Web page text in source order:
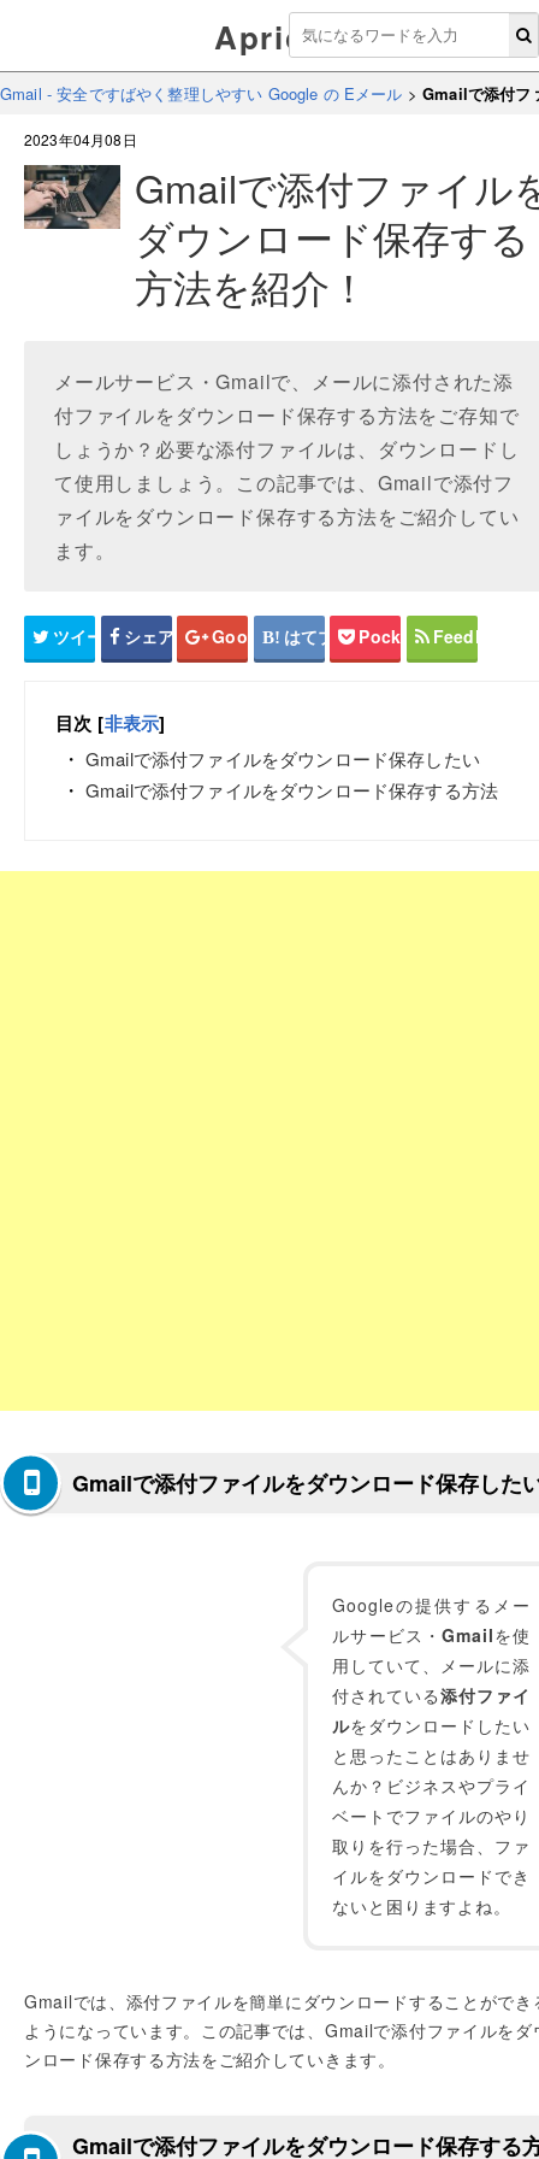
Aprico
Gmail - 安全ですばやく整理しやすい Google の Eメール >Gmailで添付フ
2023年04月08日
Gmailで添付ファイル
ダウンロード保存する
方法を紹介！
メールサービス・Gmailで、メールに添付された添
付ファイルをダウンロード保存する方法をご存知で
しょうか？必要な添付ファイルは、ダウンロードし
て使用しましょう。この記事では、Gmailで添付フ
ァイルをダウンロード保存する方法をご紹介してい
ます。
ツイート シェア Google+ はてブ Pocket Feedly
目次 [非表示]
Gmailで添付ファイルをダウンロード保存したい
Gmailで添付ファイルをダウンロード保存する方法
Gmailで添付ファイルをダウンロード保存した
Googleの提供するメー
ルサービス・Gmailを使
用していて、メールに添
付されている添付ファイ
ルをダウンロードしたい
と思ったことはありませ
んか？ビジネスやプライ
ベートでファイルのやり
取りを行った場合、ファ
イルをダウンロードでき
ないと困りますよね。
Gmailでは、添付ファイルを簡単にダウンロードすることができ
ようになっています。この記事では、Gmailで添付ファイルをダ
ンロード保存する方法をご紹介していきます。
Gmailで添付ファイルをダウンロード保存する